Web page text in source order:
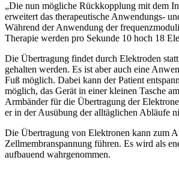
„Die nun mögliche Rückkopplung mit dem
erweitert das therapeutische Anwendungs-
Während der Anwendung der
Therapie werden pro Sekunde 10 hoch 18
Die Übertragung findet durch Elektroden
gehalten werden. Es ist aber auch eine
Fuß möglich. Dabei kann der Patient
möglich, das Gerät in einer kleinen Tasche
Armbänder für die Übertragung der
er in der Ausübung der alltäglichen Abläufe
Die Übertragung von Elektronen kann zum
Zellmembranspannung führen. Es wird als
aufbauend wahrgenommen.